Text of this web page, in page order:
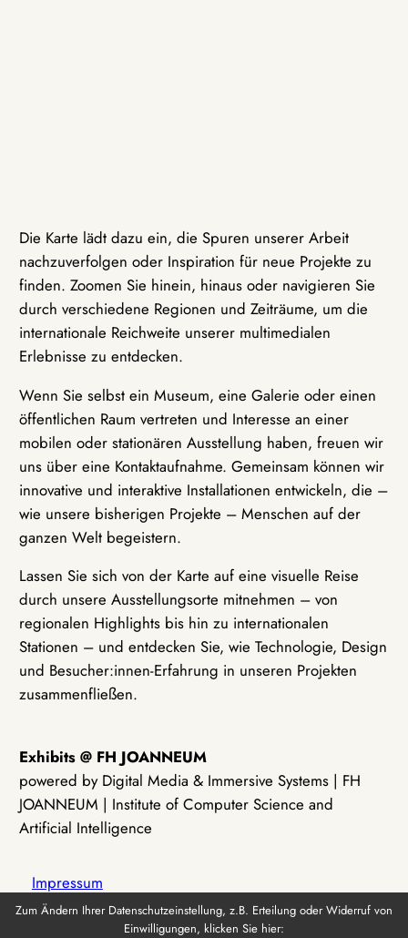
Die Karte lädt dazu ein, die Spuren unserer Arbeit
nachzuverfolgen oder Inspiration für neue Projekte zu
finden. Zoomen Sie hinein, hinaus oder navigieren Sie
durch verschiedene Regionen und Zeiträume, um die
internationale Reichweite unserer multimedialen
Erlebnisse zu entdecken.
Wenn Sie selbst ein Museum, eine Galerie oder einen
öffentlichen Raum vertreten und Interesse an einer
mobilen oder stationären Ausstellung haben, freuen wir
uns über eine Kontaktaufnahme. Gemeinsam können wir
innovative und interaktive Installationen entwickeln, die –
wie unsere bisherigen Projekte – Menschen auf der
ganzen Welt begeistern.
Lassen Sie sich von der Karte auf eine visuelle Reise
durch unsere Ausstellungsorte mitnehmen – von
regionalen Highlights bis hin zu internationalen
Stationen – und entdecken Sie, wie Technologie, Design
und Besucher:innen-Erfahrung in unseren Projekten
zusammenfließen.
Exhibits @ FH JOANNEUM
powered by Digital Media & Immersive Systems | FH
JOANNEUM | Institute of Computer Science and
Artificial Intelligence
Impressum
Zum Ändern Ihrer Datenschutzeinstellung, z.B. Erteilung oder Widerruf von
Einwilligungen, klicken Sie hier: